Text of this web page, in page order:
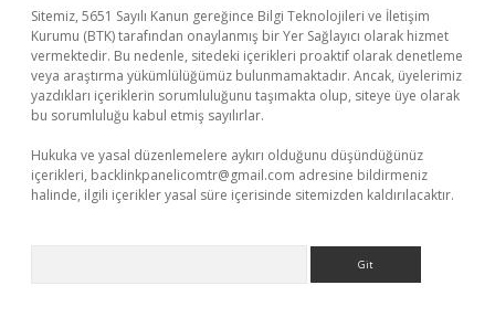
Sitemiz, 5651 Sayılı Kanun gereğince Bilgi Teknolojileri ve İletişim
Kurumu (BTK) tarafından onaylanmış bir Yer Sağlayıcı olarak hizmet
vermektedir. Bu nedenle, sitedeki içerikleri proaktif olarak denetleme
veya araştırma yükümlülüğümüz bulunmamaktadır. Ancak, üyelerimiz
yazdıkları içeriklerin sorumluluğunu taşımakta olup, siteye üye olarak
bu sorumluluğu kabul etmiş sayılırlar.
Hukuka ve yasal düzenlemelere aykırı olduğunu düşündüğünüz
içerikleri, backlinkpanelicomtr@gmail.com adresine bildirmeniz
halinde, ilgili içerikler yasal süre içerisinde sitemizden kaldırılacaktır.